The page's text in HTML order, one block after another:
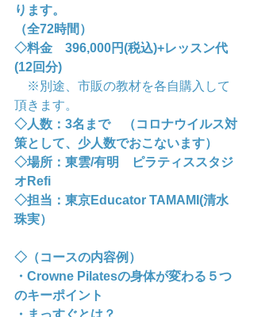
ります。
（全72時間）
◇料金　396,000円(税込)+レッスン代
(12回分)
※別途、市販の教材を各自購入して
頂きます。
◇人数：3名まで　（コロナウイルス対
策として、少人数でおこないます）
◇場所：東雲/有明　ピラティススタジ
オRefi
◇担当：東京Educator TAMAMI(清水
珠実）
◇（コースの内容例）
・Crowne Pilatesの身体が変わる５つ
のキーポイント
・まっすぐとは？